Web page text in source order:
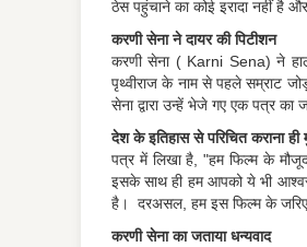
ठेस पहुंचाने का कोई इरादा नहीं है
करणी सेना ने दायर की पिटीशन
करणी सेना ( Karni Sena) ने
पृथ्वीराज के नाम से पहले सम्राट
सेना द्वारा उन्हें भेजे गए एक पत्र का
देश के इतिहास से परिचित कराना ही
पत्र में लिखा है, "हम फिल्म के
इसके साथ ही हम आपको ये भी
है। दरअसल, हम इस फिल्म के जरिए
करणी सेना का जताया धन्यवाद